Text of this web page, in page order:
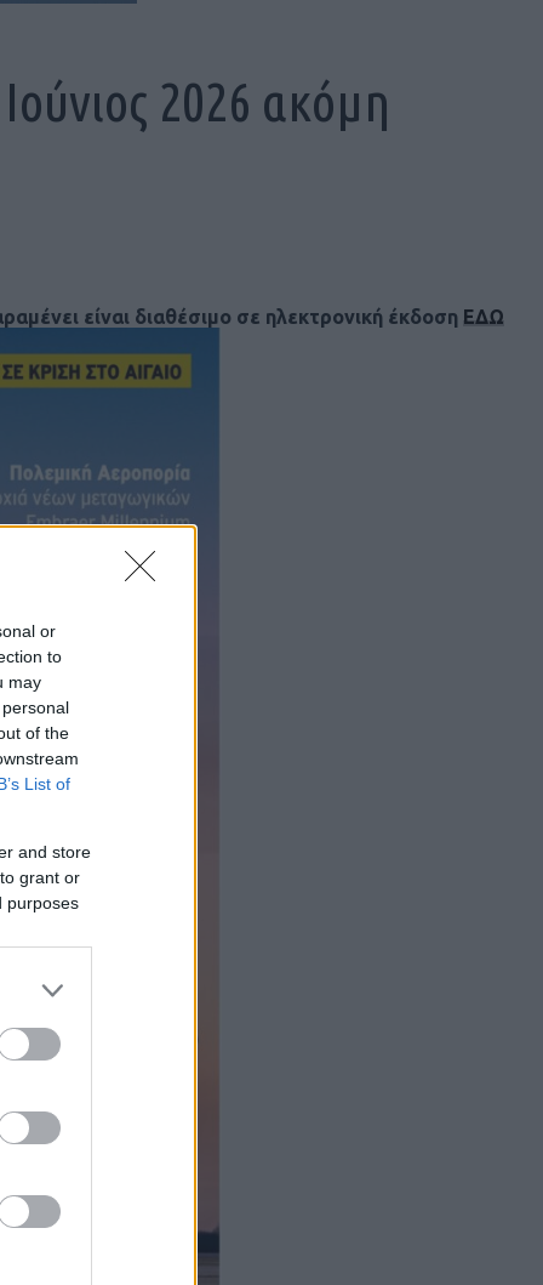
or
to
may
of the
List of
and store
grant or
purposes
2026 ακόμη
είναι διαθέσιμο σε ηλεκτρονική έκδοση ΕΔΩ